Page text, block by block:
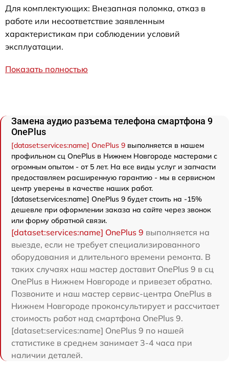
Для комплектующих: Внезапная поломка, отказ в
работе или несоответствие заявленным
характеристикам при соблюдении условий
эксплуатации.
Показать полностью
Замена аудио разъема телефона смартфона 9
OnePlus
[dataset:services:name] OnePlus 9 выполняется в нашем
профильном сц OnePlus в Нижнем Новгороде мастерами с
огромным опытом - от 5 лет. На все виды услуг и запчасти
предоставляем расширенную гарантию - мы в сервисном
центр уверены в качестве наших работ.
[dataset:services:name] OnePlus 9 будет стоить на -15%
дешевле при оформлении заказа на сайте через звонок
или форму обратной связи.
[dataset:services:name] OnePlus 9 выполняется на
выезде, если не требует специализированного
оборудования и длительного времени ремонта. В
таких случаях наш мастер доставит OnePlus 9 в сц
OnePlus в Нижнем Новгороде и привезет обратно.
Позвоните и наш мастер сервис-центра OnePlus в
Нижнем Новгороде проконсультирует и рассчитает
стоимость работ над смартфона OnePlus 9.
[dataset:services:name] OnePlus 9 по нашей
статистике в среднем занимает 3-4 часа при
наличии деталей.